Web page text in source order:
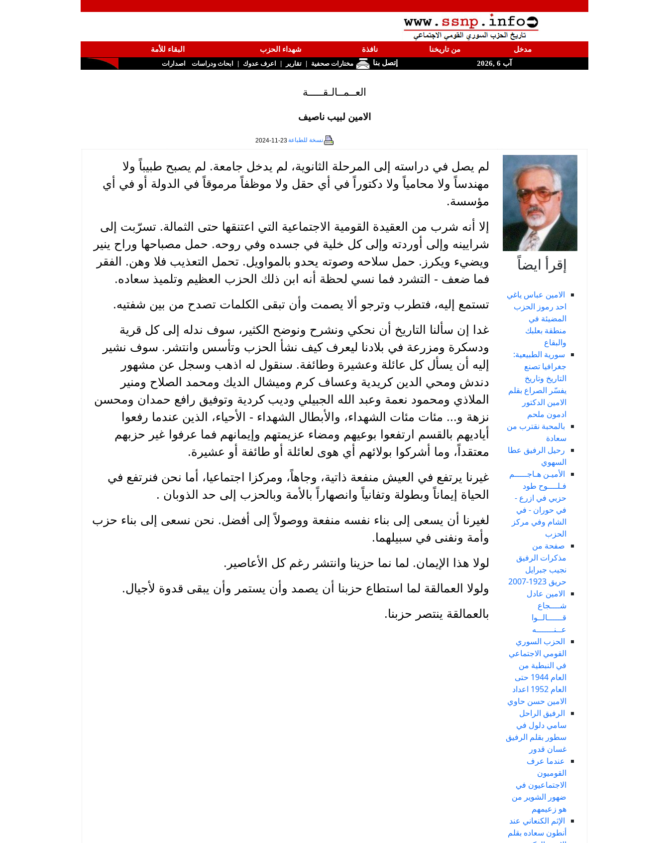
مدخل من تاريخنا نافذة شهداء الحزب
البقاء للأمة
آب 6 ,2026
إتصل بنا مختارات صحفية | تقارير | اعرف عدوك | ابحاث ودراسات اصدارات
العــمــالـقـــــة
الامين لبيب ناصيف
نسخة للطباعة2024-11-23
إقرأ ايضاً
الامين عباس ياغي
احد رموز الحزب
المضيئة في
منطقة بعلبك
والبقاع
سورية الطبيعية:
جغرافيا تصنع
التاريخ وتاريخ
يفسّر الصراع بقلم
الامين الدكتور
ادمون ملحم
بالمحبة نقترب من
سعادة
رحيل الرفيق عطا
السهوي
الأميـن هـاجـــــم
فـلــــوح طود
حزبي في ازرع -
في حوران - في
الشام وفي مركز
الحزب
صفحة من
مذكرات الرفيق
نجيب جبرايل
حريق 1923-2007
الامين عادل
شــــجاع
قــــــالــوا
عــنـــــــه
الحزب السوري
القومي الاجتماعي
في النبطية من
العام 1944 حتى
العام 1952 اعداد
الامين حسن حاوي
الرفيق الراحل
سامي دلول في
سطور بقلم الرفيق
غسان قدور
عندما عرف
القوميون
الاجتماعيون في
ضهور الشوير من
هو زعيمهم
الإثم الكنعاني عند
أنطون سعاده بقلم
لم يصل في دراسته إلى المرحلة الثانوية، لم يدخل جامعة. لم يصبح طبيباً ولا
مهندساً ولا محامياً ولا دكتوراً في أي حقل ولا موظفاً مرموقاً في الدولة أو في أي
مؤسسة.
إلا أنه شرب من العقيدة القومية الاجتماعية التي اعتنقها حتى الثمالة. تسرّبت إلى
شرايينه وإلى أوردته وإلى كل خلية في جسده وفي روحه. حمل مصباحها وراح ينير
ويضيء ويكرز. حمل سلاحه وصوته يحدو بالمواويل. تحمل التعذيب فلا وهن. الفقر
فما ضعف - التشرد فما نسي لحظة أنه ابن ذلك الحزب العظيم وتلميذ سعاده.
تستمع إليه، فتطرب وترجو ألا يصمت وأن تبقى الكلمات تصدح من بين شفتيه.
غدا إن سألنا التاريخ أن نحكي ونشرح ونوضح الكثير، سوف ندله إلى كل قرية
ودسكرة ومزرعة في بلادنا ليعرف كيف نشأ الحزب وتأسس وانتشر. سوف نشير
إليه أن يسأل كل عائلة وعشيرة وطائفة. سنقول له اذهب وسجل عن مشهور
دندش ومحي الدين كريدية وعساف كرم وميشال الديك ومحمد الصلاح ومنير
الملاذي ومحمود نعمة وعبد الله الجبيلي وديب كردية وتوفيق رافع حمدان ومحسن
نزهة و... مئات مئات الشهداء، والأبطال الشهداء - الأحياء، الذين عندما رفعوا
أياديهم بالقسم ارتفعوا بوعيهم ومضاء عزيمتهم وإيمانهم فما عرفوا غير حزبهم
معتقداً، وما أشركوا بولائهم أي هوى لعائلة أو طائفة أو عشيرة.
غيرنا يرتفع في العيش منفعة ذاتية، وجاهاً، ومركزا اجتماعيا، أما نحن فنرتفع في
الحياة إيماناً وبطولة وتفانياً وانصهاراً بالأمة وبالحزب إلى حد الذوبان .
لغيرنا أن يسعى إلى بناء نفسه منفعة ووصولاً إلى أفضل. نحن نسعى إلى بناء حزب
وأمة ونفنى في سبيلهما.
لولا هذا الإيمان. لما نما حزينا وانتشر رغم كل الأعاصير.
ولولا العمالقة لما استطاع حزبنا أن يصمد وأن يستمر وأن يبقى قدوة لأجيال.
بالعمالقة ينتصر حزبنا.